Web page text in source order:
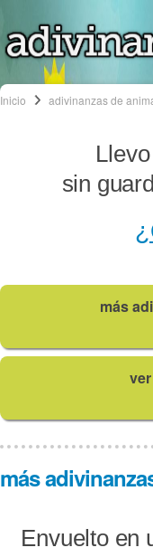
Inicio adivinanzas de
sin
más
más
Envuelto en